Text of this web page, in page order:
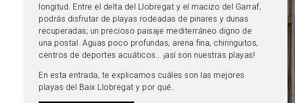
longitud. Entre el delta del Llobregat y el macizo del Garraf,
podrás disfrutar de playas rodeadas de pinares y dunas
recuperadas; un precioso paisaje mediterráneo digno de
una postal. Aguas poco profundas, arena fina, chiringuitos,
centros de deportes acuáticos… ¡así son nuestras playas!
En esta entrada, te explicamos cuáles son las mejores
playas del Baix Llobregat y por qué.